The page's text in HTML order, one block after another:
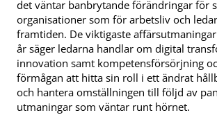
det väntar banbrytande förändringar för
organisationer som för arbetsliv och
framtiden. De viktigaste
år säger ledarna handlar om digital
innovation samt kompetensförsörjning
förmågan att hitta sin roll i ett ändrat
och hantera omställningen till följd av
utmaningar som väntar runt hörnet.